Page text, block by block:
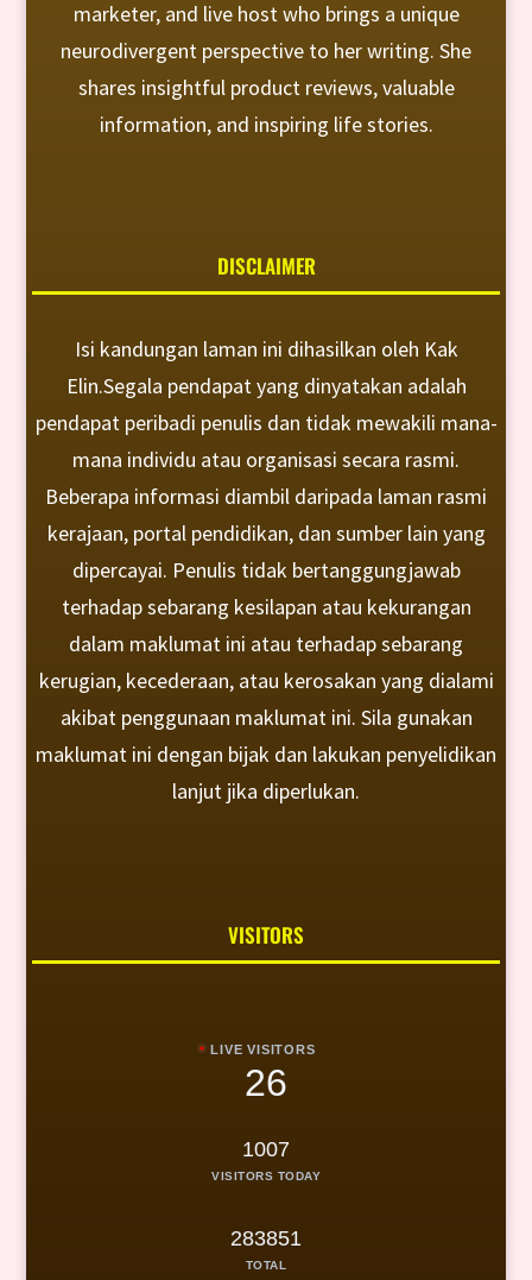
marketer, and live host who brings a unique
neurodivergent perspective to her writing. She
shares insightful product reviews, valuable
information, and inspiring life stories.
DISCLAIMER
Isi kandungan laman ini dihasilkan oleh Kak
Elin.Segala pendapat yang dinyatakan adalah
pendapat peribadi penulis dan tidak mewakili mana-
mana individu atau organisasi secara rasmi.
Beberapa informasi diambil daripada laman rasmi
kerajaan, portal pendidikan, dan sumber lain yang
dipercayai. Penulis tidak bertanggungjawab
terhadap sebarang kesilapan atau kekurangan
dalam maklumat ini atau terhadap sebarang
kerugian, kecederaan, atau kerosakan yang dialami
akibat penggunaan maklumat ini. Sila gunakan
maklumat ini dengan bijak dan lakukan penyelidikan
lanjut jika diperlukan.
VISITORS
LIVE VISITORS
26
1007
VISITORS TODAY
283851
TOTAL